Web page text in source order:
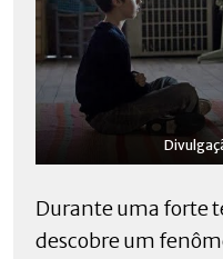
Durante uma forte
descobre um